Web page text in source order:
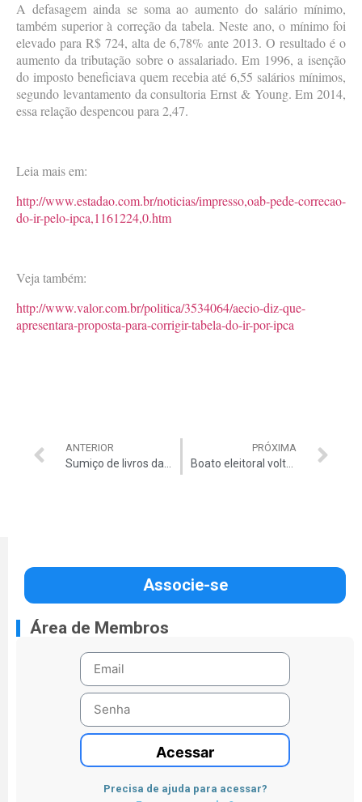
A defasagem ainda se soma ao aumento do salário mínimo,
também superior à correção da tabela. Neste ano, o mínimo foi
elevado para R$ 724, alta de 6,78% ante 2013. O resultado é o
aumento da tributação sobre o assalariado. Em 1996, a isenção
do imposto beneficiava quem recebia até 6,55 salários mínimos,
segundo levantamento da consultoria Ernst & Young. Em 2014,
essa relação despencou para 2,47.
Leia mais em:
http://www.estadao.com.br/noticias/impresso,oab-pede-correcao-
do-ir-pelo-ipca,1161224,0.htm
Veja também:
http://www.valor.com.br/politica/3534064/aecio-diz-que-
apresentara-proposta-para-corrigir-tabela-do-ir-por-ipca
ANTERIOR PRÓXIMA
Boato eleitoral volta à cena e Ibovespa dispara
Associe-se
Área de Membros
Acessar
Precisa de ajuda para acessar?